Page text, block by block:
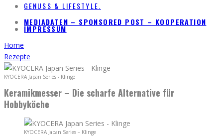
GENUSS & LIFESTYLE.
MEDIADATEN – SPONSORED POST – KOOPERATION
IMPRESSUM
Home
Rezepte
KYOCERA Japan Series - Klinge
Keramikmesser – Die scharfe Alternative für
Hobbyköche
KYOCERA Japan Series – Klinge